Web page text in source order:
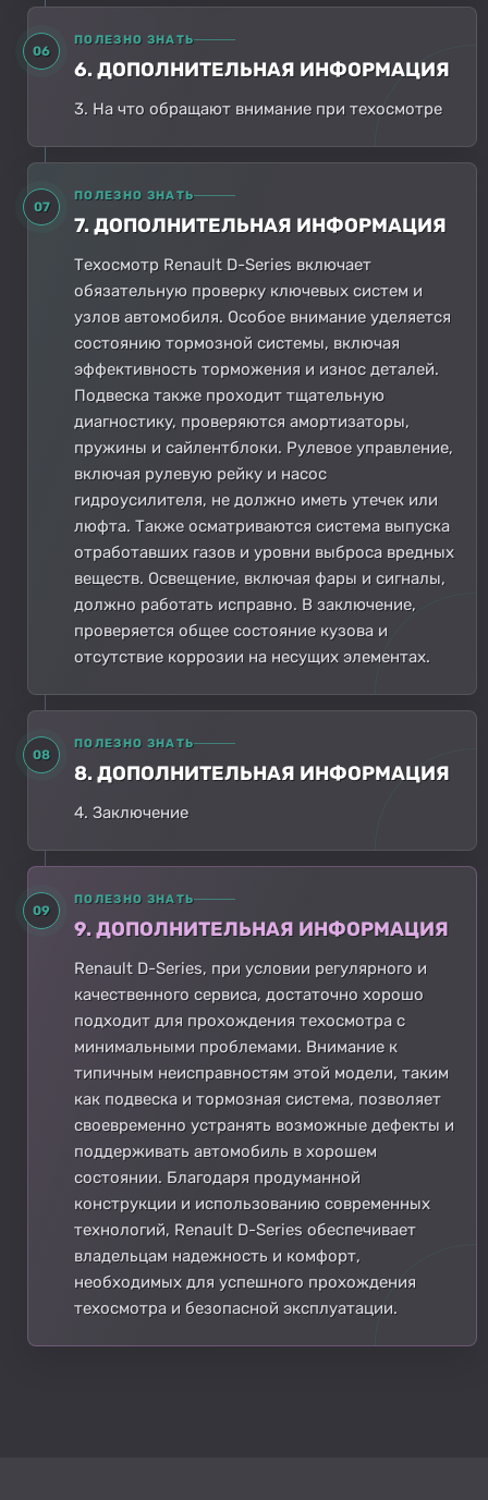
06
ПОЛЕЗНО ЗНАТЬ
6. ДОПОЛНИТЕЛЬНАЯ ИНФОРМАЦИЯ
3. На что обращают внимание при техосмотре
07
ПОЛЕЗНО ЗНАТЬ
7. ДОПОЛНИТЕЛЬНАЯ ИНФОРМАЦИЯ
Техосмотр Renault D-Series включает
обязательную проверку ключевых систем и
узлов автомобиля. Особое внимание уделяется
состоянию тормозной системы, включая
эффективность торможения и износ деталей.
Подвеска также проходит тщательную
диагностику, проверяются амортизаторы,
пружины и сайлентблоки. Рулевое управление,
включая рулевую рейку и насос
гидроусилителя, не должно иметь утечек или
люфта. Также осматриваются система выпуска
отработавших газов и уровни выброса вредных
веществ. Освещение, включая фары и сигналы,
должно работать исправно. В заключение,
проверяется общее состояние кузова и
отсутствие коррозии на несущих элементах.
08
ПОЛЕЗНО ЗНАТЬ
8. ДОПОЛНИТЕЛЬНАЯ ИНФОРМАЦИЯ
4. Заключение
09
ПОЛЕЗНО ЗНАТЬ
9. ДОПОЛНИТЕЛЬНАЯ ИНФОРМАЦИЯ
Renault D-Series, при условии регулярного и
качественного сервиса, достаточно хорошо
подходит для прохождения техосмотра с
минимальными проблемами. Внимание к
типичным неисправностям этой модели, таким
как подвеска и тормозная система, позволяет
своевременно устранять возможные дефекты и
поддерживать автомобиль в хорошем
состоянии. Благодаря продуманной
конструкции и использованию современных
технологий, Renault D-Series обеспечивает
владельцам надежность и комфорт,
необходимых для успешного прохождения
техосмотра и безопасной эксплуатации.